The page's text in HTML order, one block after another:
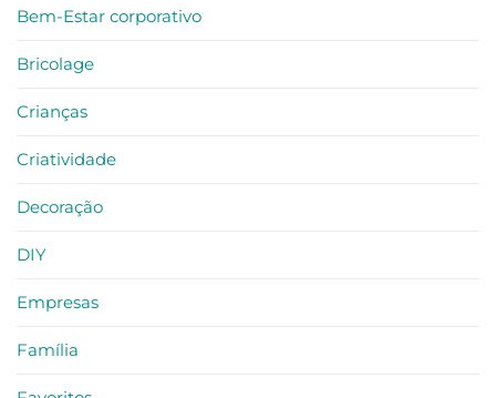
no
trabalho
Bem-Estar corporativo
Bricolage
Crianças
Criatividade
Decoração
DIY
Empresas
Família